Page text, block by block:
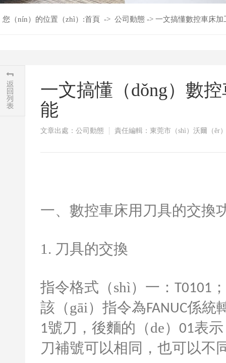
您（nín）的位置（zhì）:首頁 -> 公司動態 -> 一文搞懂數控車床加
一文搞懂（dǒng）數
能
文章出處：公司動態 責任編輯：東莞市（shì）沃爾（ěr
一、數控車床用刀具的交換
1. 刀具的交換
指令格式（shì）一： T0101 ；
該（gāi）指令為FANUC係統
1號刀，後麵的（de） 01表
刀補號可以相同，也可以不